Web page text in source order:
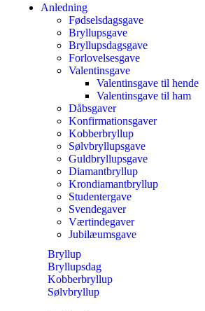
Anledning
Fødselsdagsgave
Bryllupsgave
Bryllupsdagsgave
Forlovelsesgave
Valentinsgave
Valentinsgave til hende
Valentinsgave til ham
Dåbsgaver
Konfirmationsgaver
Kobberbryllup
Sølvbryllupsgave
Guldbryllupsgave
Diamantbryllup
Krondiamantbryllup
Studentergave
Svendegaver
Værtindegaver
Jubilæumsgave
Bryllup
Bryllupsdag
Kobberbryllup
Sølvbryllup